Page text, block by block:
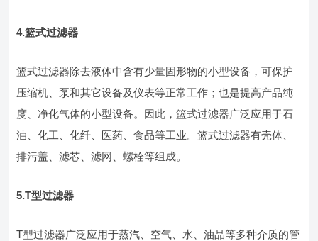
4.篮式过滤器
篮式过滤器除去液体中含有少量固形物的小型设备，可保护
压缩机、泵和其它设备及仪表等正常工作；也是提高产品纯
度、净化气体的小型设备。因此，篮式过滤器广泛应用于石
油、化工、化纤、医药、食品等工业。篮式过滤器有壳体、
排污盖、滤芯、滤网、螺栓等组成。
5.T型过滤器
T型过滤器广泛应用于蒸汽、空气、水、油品等多种介质的管